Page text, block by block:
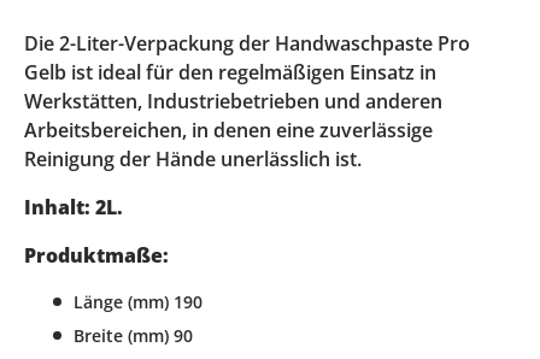
Die 2-Liter-Verpackung der Handwaschpaste Pro
Gelb ist ideal für den regelmäßigen Einsatz in
Werkstätten, Industriebetrieben und anderen
Arbeitsbereichen, in denen eine zuverlässige
Reinigung der Hände unerlässlich ist.
Inhalt: 2L.
Produktmaße:
Länge (mm) 190
Breite (mm) 90